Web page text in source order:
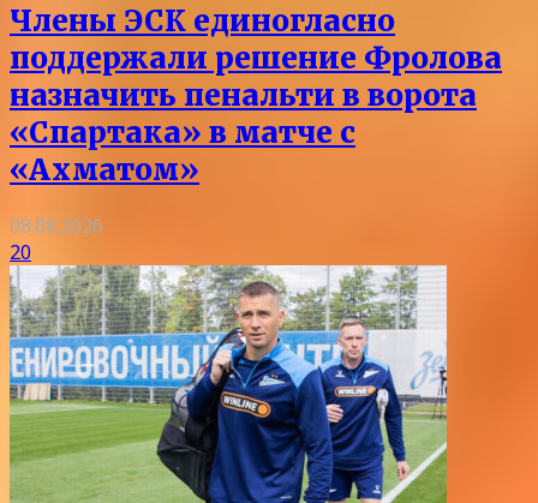
Члены ЭСК единогласно
поддержали решение Фролова
назначить пенальти в ворота
«Спартака» в матче с
«Ахматом»
08.08.2026
20